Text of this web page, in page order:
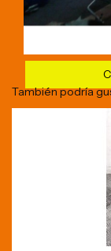
También podría